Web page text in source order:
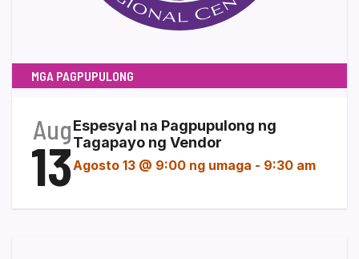
MGA PAGPUPULONG
Aug
13
Espesyal na Pagpupulong ng
Tagapayo ng Vendor
Agosto 13 @ 9:00 ng umaga - 9:30 am